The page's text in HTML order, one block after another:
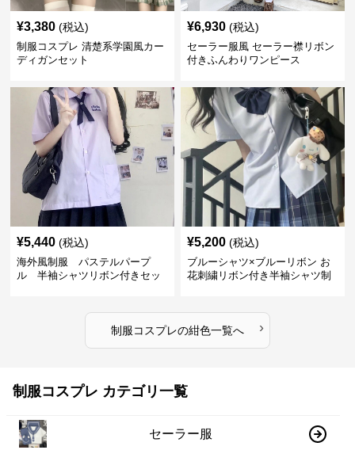
¥3,380 (税込)
制服コスプレ 清楚系学園風カー
ディガンセット
¥6,930 (税込)
セーラー服風 セーラー襟リボン
付きふんわりワンピース
¥5,440 (税込)
海外風制服 パステルパープ
ル 半袖シャツリボン付きセッ
¥5,200 (税込)
ブルーシャツ×ブルーリボン お
花刺繍リボン付き半袖シャツ制
制服コスプレの紺色一覧へ ›
制服コスプレ カテゴリ一覧
セーラー服